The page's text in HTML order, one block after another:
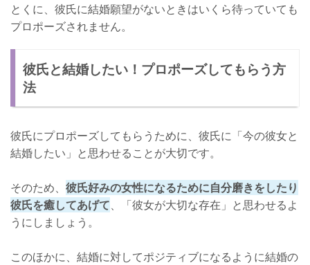
とくに、彼氏に結婚願望がないときはいくら待っていても
プロポーズされません。
彼氏と結婚したい！プロポーズしてもらう方
法
彼氏にプロポーズしてもらうために、彼氏に「今の彼女と
結婚したい」と思わせることが大切です。
そのため、 彼氏好みの女性になるために自分磨きをしたり
彼氏を癒してあげて、「彼女が大切な存在」と思わせるよ
うにしましょう。
このほかに、結婚に対してポジティブになるように結婚の